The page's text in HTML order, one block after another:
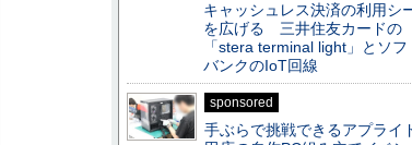
キャッシュレス決済の利用シ
を広げる 三井住友カードの
「stera terminal light」とソフ
バンクのIoT回線
sponsored
手ぶらで挑戦できるアプライ